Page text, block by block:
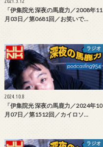
2021.3.12
「伊集院光 深夜の馬鹿力／2008年11
月03日／第0681回／お笑いで…
ラジオ
2024.10.8
「伊集院光 深夜の馬鹿力／2024年10
月07日／第1512回／カイロソ…
ラジオ